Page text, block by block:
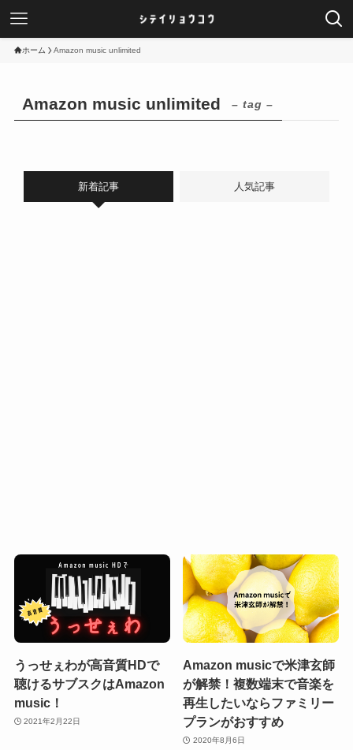
ホーム Amazon music unlimited
Amazon music unlimited – tag –
新着記事 人気記事
うっせぇわが高音質HDで
聴けるサブスクはAmazon
music！
2021年2月22日
Amazon musicで米津玄師
が解禁！複数端末で音楽を
再生したいならファミリー
プランがおすすめ
2020年8月6日